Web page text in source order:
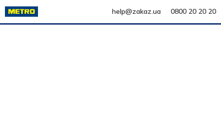
help@zakaz.ua 0800 20 20 20